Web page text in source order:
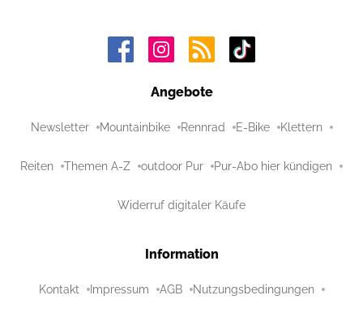
Angebote
Newsletter Mountainbike Rennrad E-Bike Klettern
Reiten Themen A-Z outdoor Pur Pur-Abo hier kündigen
Widerruf digitaler Käufe
Information
Kontakt Impressum AGB Nutzungsbedingungen